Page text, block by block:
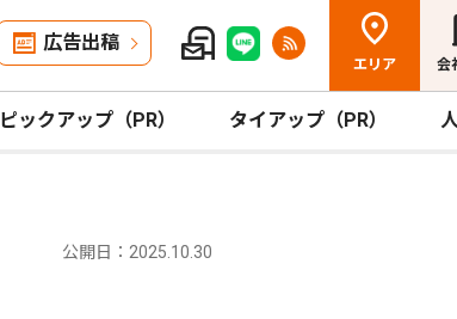
広告出稿
エリア 会
ピックアップ（PR） タイアップ（PR）
公開日：2025.10.30